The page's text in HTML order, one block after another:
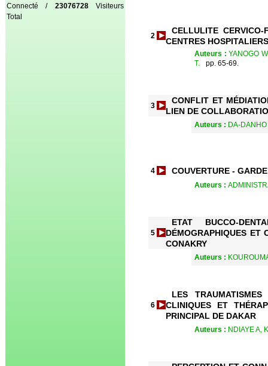
Connecté / 23076728Visiteurs
Total
2
CELLULITE
CENTRES
Auteurs :YANOGO
T.
pp. 65-69.
3
CONFLIT ET
LIEN DE
Auteurs : DA-
4 COUVERTURE - GARDE
Auteurs :
5
ETAT BUCCO-
DÉMOGRAPHIQUES ET
CONAKRY
Auteurs :
6
LES
CLINIQUES ET
PRINCIPAL DE DAKAR
Auteurs : NDIAYE A,